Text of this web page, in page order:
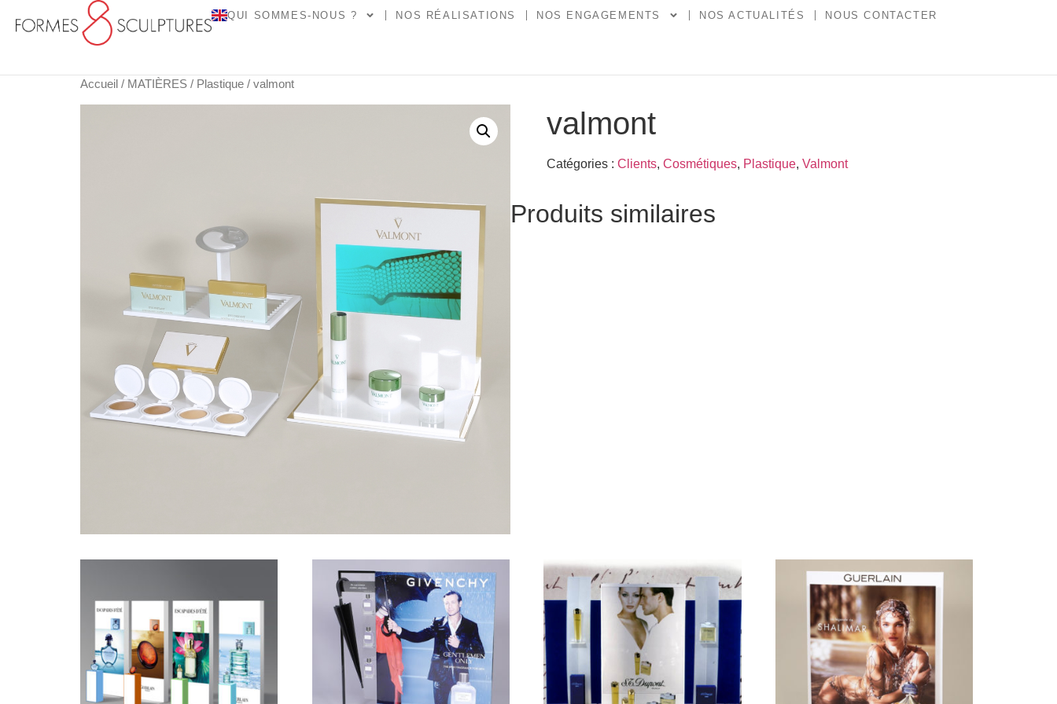
QUI SOMMES-NOUS ? NOS RÉALISATIONS NOS ENGAGEMENTS NOS ACTUALITÉS NOUS CONTACTER
Accueil / MATIÈRES / Plastique / valmont
valmont
Catégories : Clients, Cosmétiques, Plastique, Valmont
Produits similaires